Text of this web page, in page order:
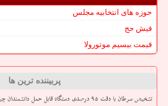
حوزه های انتخابیه مجلس
فیش حج
قیمت بیسیم موتورولا
پربیننده ترین ها
تشخیص سرطان با دقت ۹۵ درصدی دستگاه قابل حمل